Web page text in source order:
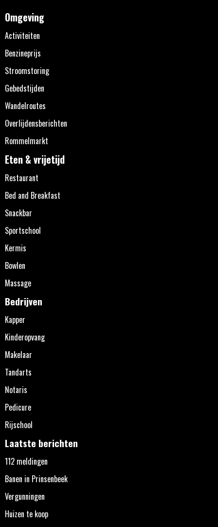
Omgeving
Activiteiten
Benzineprijs
Stroomstoring
Gebedstijden
Wandelroutes
Overlijdensberichten
Rommelmarkt
Eten & vrijetijd
Restaurant
Bed and Breakfast
Snackbar
Sportschool
Kermis
Bowlen
Massage
Bedrijven
Kapper
Kinderopvang
Makelaar
Tandarts
Notaris
Pedicure
Rijschool
Laatste berichten
112 meldingen
Banen in Prinsenbeek
Vergunningen
Huizen te koop